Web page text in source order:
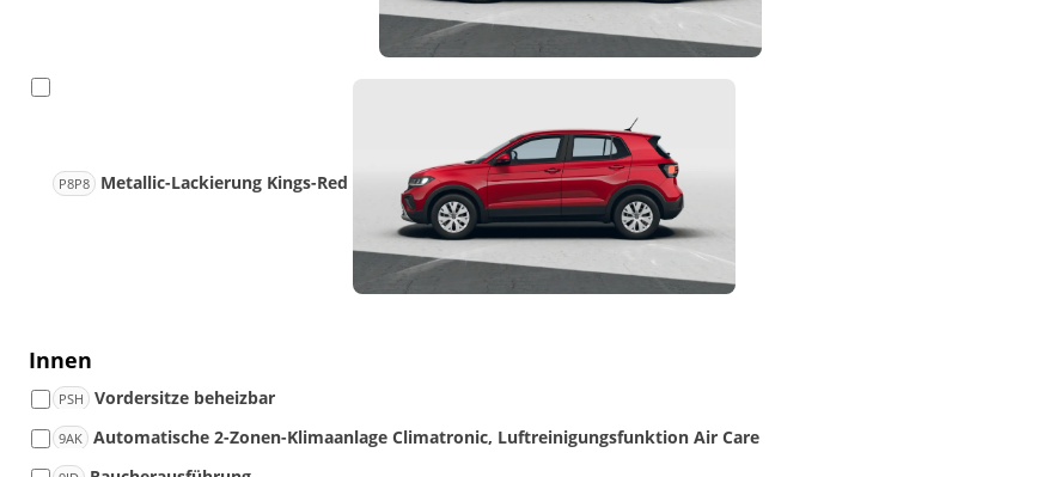
Innen
PSH Vordersitze beheizbar
9AK Automatische 2-Zonen-Klimaanlage Climatronic, Luftreinigungsfunktion Air Care
P8P8 Metallic-Lackierung Kings-Red